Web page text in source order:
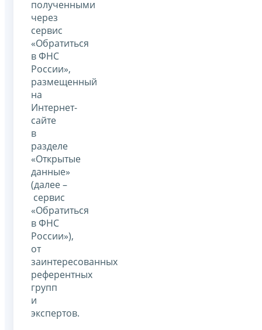
полученными
через
сервис
«Обратиться
в ФНС
России»,
размещенный
на
Интернет-
сайте
в
разделе
«Открытые
данные»
(далее –
сервис
«Обратиться
в ФНС
России»),
от
заинтересованных
референтных
групп
и
экспертов.